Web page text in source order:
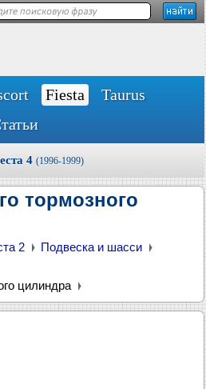
Fiesta
Taurus
4 (1996-1999)
тормозного
2
Подвеска и шасси
цилиндра